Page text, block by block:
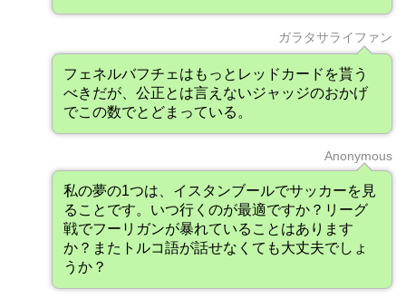
ガラタサライファン
フェネルバフチェはもっとレッドカードを貰う
べきだが、公正とは言えないジャッジのおかげ
でこの数でとどまっている。
Anonymous
私の夢の1つは、イスタンブールでサッカーを見
ることです。いつ行くのが最適ですか？リーグ
戦でフーリガンが暴れていることはあります
か？またトルコ語が話せなくても大丈夫でしょ
うか？